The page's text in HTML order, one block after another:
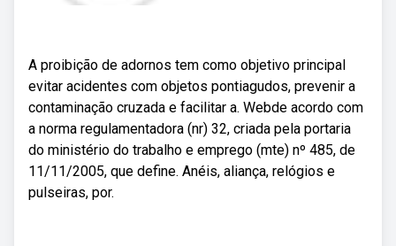
A proibição de adornos tem como objetivo principal
evitar acidentes com objetos pontiagudos, prevenir a
contaminação cruzada e facilitar a. Webde acordo com
a norma regulamentadora (nr) 32, criada pela portaria
do ministério do trabalho e emprego (mte) nº 485, de
11/11/2005, que define. Anéis, aliança, relógios e
pulseiras, por.